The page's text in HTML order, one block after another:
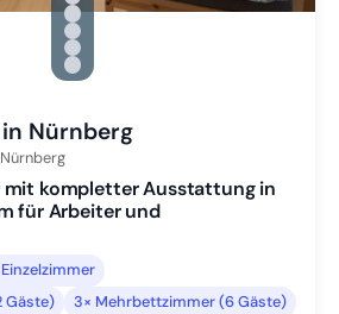
Zu Slide 2 wechseln
Zu Slide 3 wechseln
Zu Slide 4 wechseln
Zu Slide 5 wechseln
Zu Slide 6 wechseln
Nürnberg
Nürnberg
kompletter Ausstattung in
für Arbeiter und
Gäste)
3× Mehrbettzimmer (6 Gäste)